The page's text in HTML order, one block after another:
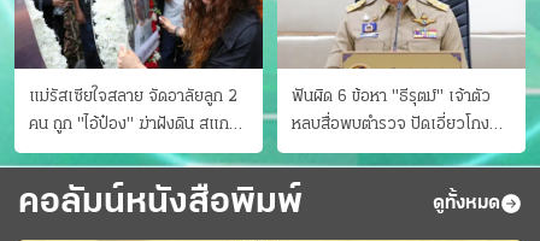
แม่รัสเซียใจสลาย จัดอาลัยลูก 2
คน ถูก "ไอ้ป๋อง" ฆ่าฝังดิน สแกน
ไม่มีศพเพิ่ม
ฟันผิด 6 ข้อหา "ธีรุตม์" เจ้าตัว
หลบสื่อพบตำรวจ ปัดเอี่ยวโกง
สอบท้องถิ่น จ่อบี้รํ่ารวยมากปกติ
คอลัมน์หนังสือพิมพ์ ดูทั้งหมด